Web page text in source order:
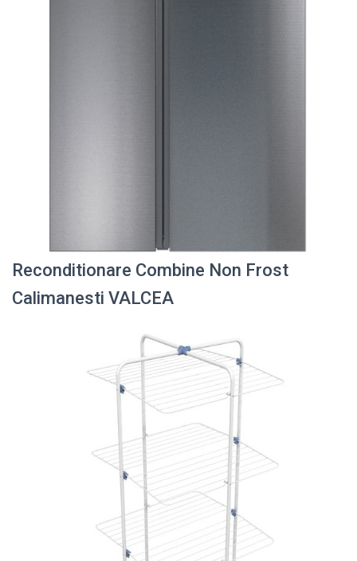
Reconditionare Combine Non Frost
Calimanesti VALCEA